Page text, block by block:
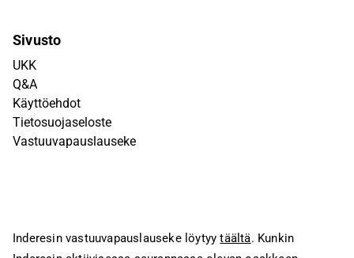
Sivusto
UKK
Q&A
Käyttöehdot
Tietosuojaseloste
Vastuuvapauslauseke
Inderesin vastuuvapauslauseke löytyytäältä. Kunkin